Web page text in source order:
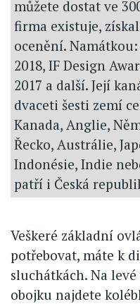
můžete dostat ve
firma existuje,
ocenění.
2018, IF Design
2017 a další. Její
dvaceti šesti zemí
Kanada, Anglie,
Řecko, Austrálie,
Indonésie, Indie
patří i Česká
Veškeré základní
potřebovat, máte k
sluchátkách. Na
obojku najdete